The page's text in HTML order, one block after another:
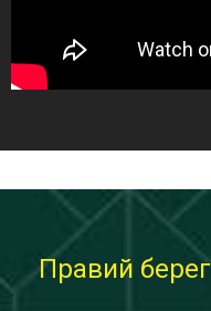
Правий берег